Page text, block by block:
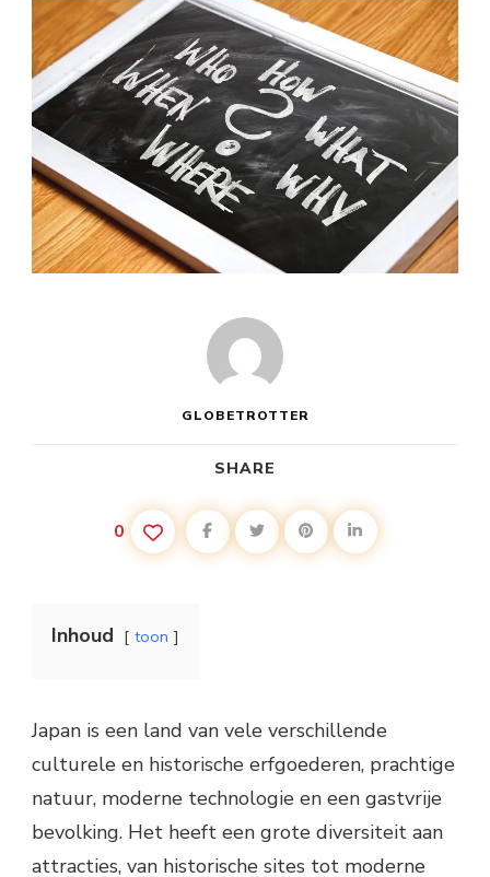
GLOBETROTTER
SHARE
0
Inhoud toon
Japan is een land van vele verschillende
culturele en historische erfgoederen, prachtige
natuur, moderne technologie en een gastvrije
bevolking. Het heeft een grote diversiteit aan
attracties, van historische sites tot moderne